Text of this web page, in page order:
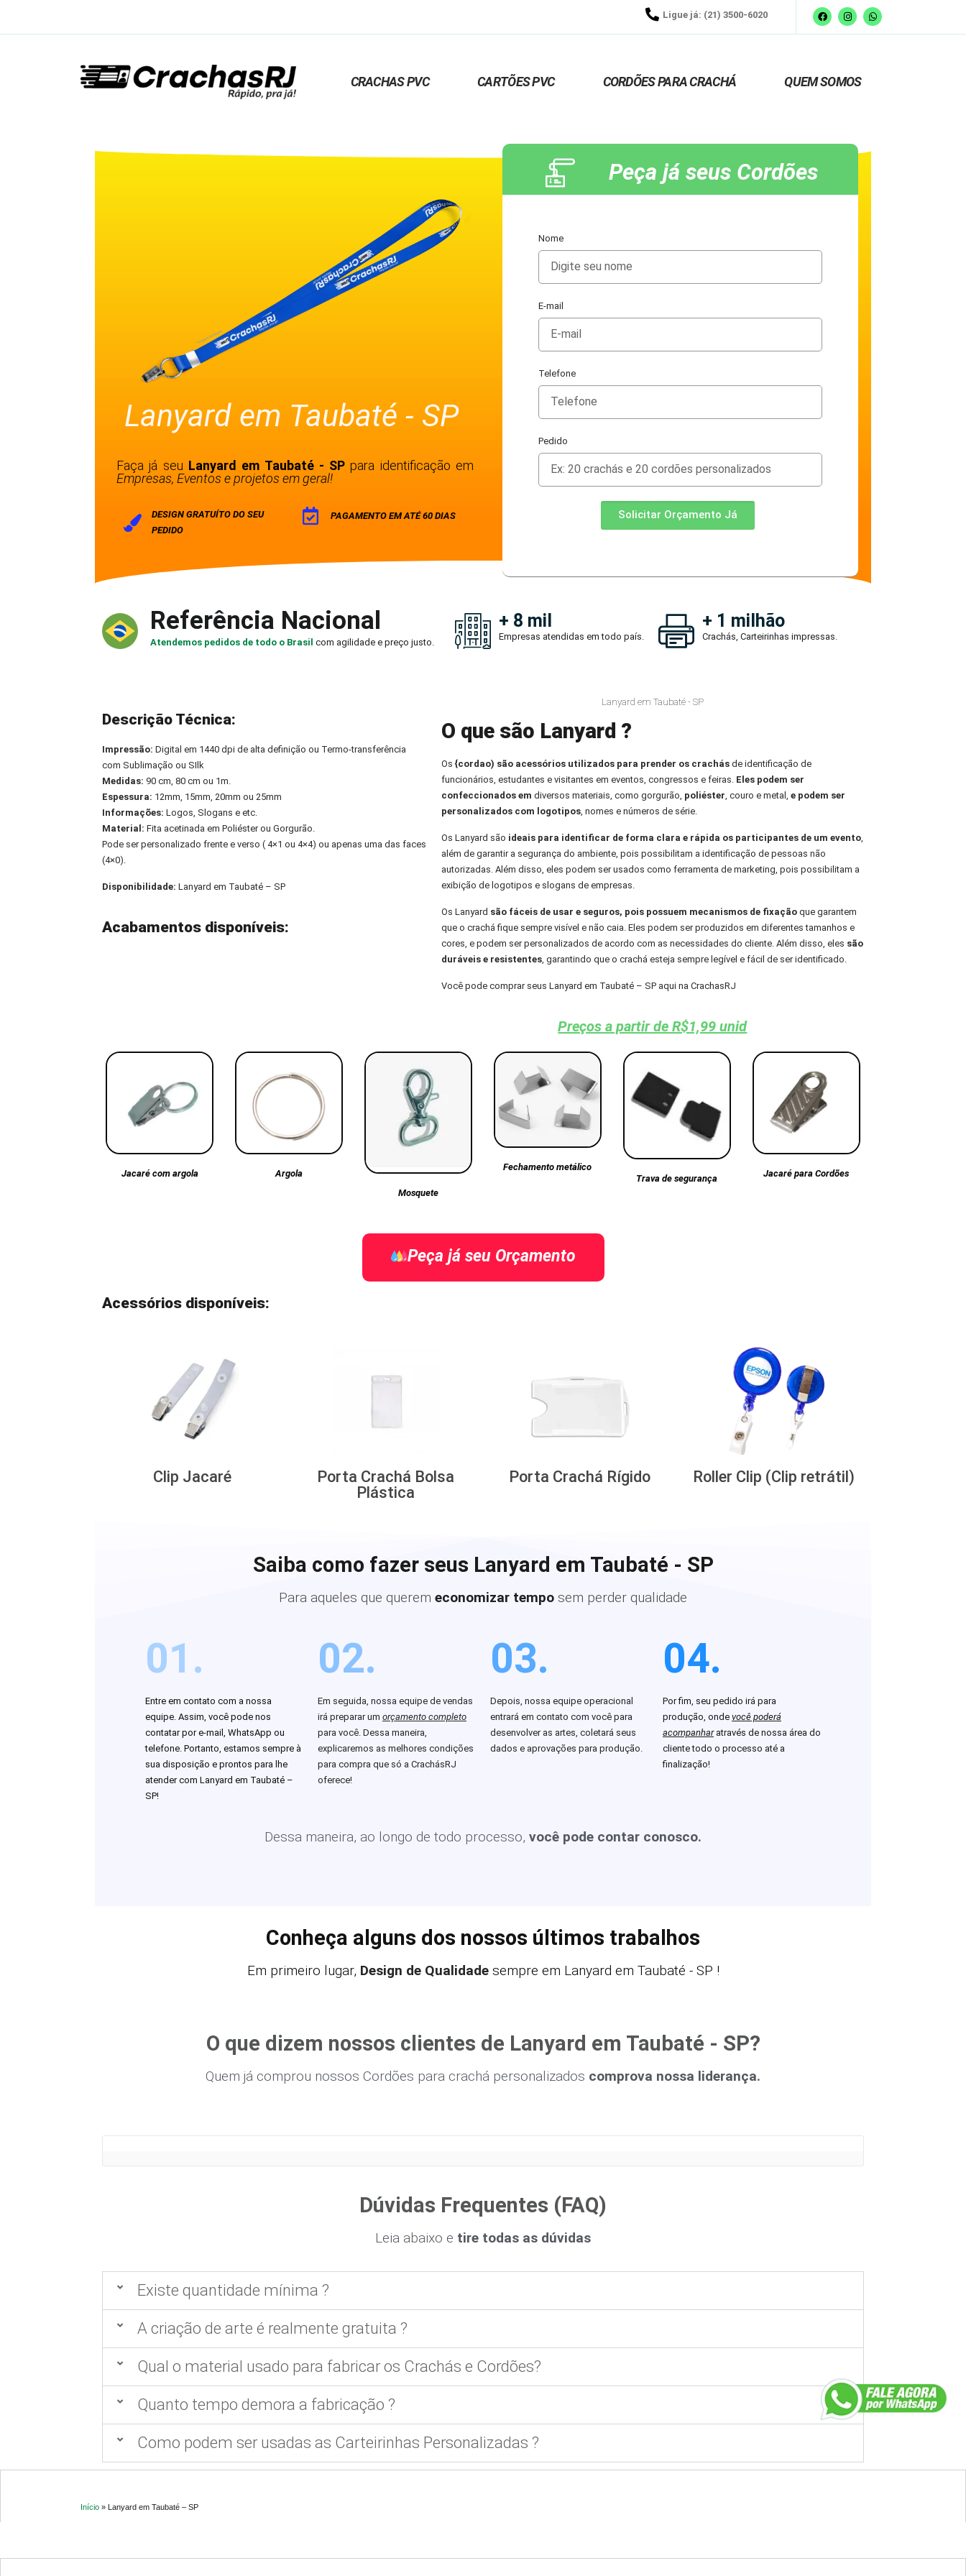
Ligue já: (21) 3500-6020
CRACHAS PVC CARTÕES PVC CORDÕES PARA CRACHÁ QUEM SOMOS
Lanyard em Taubaté - SP
Faça já seu Lanyard em Taubaté - SPpara identificação em
Empresas, Eventos e projetos em geral!
DESIGN GRATUÍTO DO SEU
PEDIDO
PAGAMENTO EM ATÉ 60 DIAS
Peça já seus Cordões
Nome
E-mail
Telefone
Pedido
Solicitar Orçamento Já
Referência Nacional
Atendemos pedidos de todo o Brasilcom agilidade e preço justo.
+ 8 mil
Empresas atendidas em todo país.
+ 1 milhão
Crachás, Carteirinhas impressas.
Descrição Técnica:
Impressão: Digital em 1440 dpi de alta definição ou Termo-transferência
com Sublimação ou SIlk
Medidas: 90 cm, 80 cm ou 1m.
Espessura: 12mm, 15mm, 20mm ou 25mm
Informações:Logos, Slogans e etc.
Material: Fita acetinada em Poliéster ou Gorgurão.
Pode ser personalizado frente e verso ( 4×1 ou 4×4) ou apenas uma das faces
(4×0).
Disponibilidade:Lanyard em Taubaté – SP
Acabamentos disponíveis:
Lanyard em Taubaté - SP
O que são Lanyard ?
Os {cordao) são acessórios utilizados para prender os crachásde identificação de
funcionários, estudantes e visitantes em eventos, congressos e feiras. Eles podem ser
confeccionados em diversos materiais, como gorgurão, poliéster , couro e metal, e podem ser
personalizados com logotipos, nomes e números de série.
Os Lanyard são ideais para identificar de forma clara e rápida os participantes de um evento,
além de garantir a segurança do ambiente, pois possibilitam a identificação de pessoas não
autorizadas. Além disso, eles podem ser usados como ferramenta de marketing, pois possibilitam a
exibição de logotipos e slogans de empresas.
Os Lanyard são fáceis de usar e seguros, pois possuem mecanismos de fixaçãoque garantem
que o crachá fique sempre visível e não caia. Eles podem ser produzidos em diferentes tamanhos e
cores, e podem ser personalizados de acordo com as necessidades do cliente. Além disso, eles são
duráveis e resistentes, garantindo que o crachá esteja sempre legível e fácil de ser identificado.
Você pode comprar seus Lanyard em Taubaté – SP aqui na CrachasRJ
Preços a partir de R$1,99 unid
Jacaré com argola
Argola
Mosquete
Fechamento metálico
Trava de segurança
Jacaré para Cordões
Peça já seu Orçamento
Acessórios disponíveis:
Clip Jacaré
Porta Crachá Bolsa
Plástica
Porta Crachá Rígido Roller Clip (Clip retrátil)
Saiba como fazer seus Lanyard em Taubaté - SP
Para aqueles que querem economizar tempo sem perder qualidade
01.
Entre em contato com a nossa
equipe. Assim, você pode nos
contatar por e-mail, WhatsApp ou
telefone. Portanto, estamos sempre à
sua disposição e prontos para lhe
atender com Lanyard em Taubaté –
SP!
02.
Em seguida, nossa equipe de vendas
irá preparar um orçamento completo
para você. Dessa maneira,
explicaremos as melhores condições
para compra que só a CrachásRJ
oferece!
03.
Depois, nossa equipe operacional
entrará em contato com você para
desenvolver as artes, coletará seus
dados e aprovações para produção.
04.
Por fim, seu pedido irá para
produção, onde você poderá
acompanharatravés de nossa área do
cliente todo o processo até a
finalização!
Dessa maneira, ao longo de todo processo, você pode contar conosco.
Conheça alguns dos nossos últimos trabalhos
Em primeiro lugar, Design de Qualidade sempre em Lanyard em Taubaté - SP !
O que dizem nossos clientes de Lanyard em Taubaté - SP?
Quem já comprou nossos Cordões para crachá personalizados comprova nossa liderança.
Dúvidas Frequentes (FAQ)
Leia abaixo e tire todas as dúvidas
Existe quantidade mínima ?
A criação de arte é realmente gratuita ?
Qual o material usado para fabricar os Crachás e Cordões?
Quanto tempo demora a fabricação ?
Como podem ser usadas as Carteirinhas Personalizadas ?
Início » Lanyard em Taubaté – SP